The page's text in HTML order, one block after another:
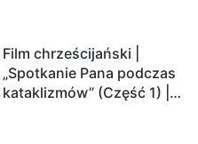
Film chrześcijański |
„Spotkanie Pana podczas
kataklizmów” (Część 1) |